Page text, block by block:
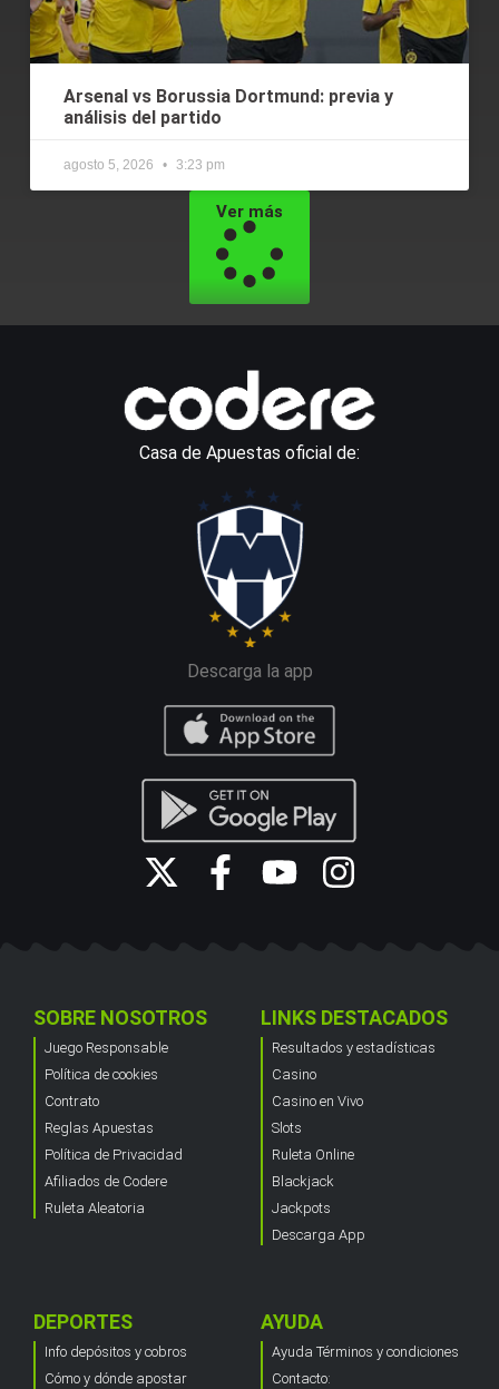
Arsenal vs Borussia Dortmund: previa y
análisis del partido
agosto 5, 2026 3:23 pm
Ver más
Casa de Apuestas oficial de:
Descarga la app
SOBRE NOSOTROS
Juego Responsable
Política de cookies
Contrato
Reglas Apuestas
Política de Privacidad
Afiliados de Codere
Ruleta Aleatoria
LINKS DESTACADOS
Resultados y estadísticas
Casino
Casino en Vivo
Slots
Ruleta Online
Blackjack
Jackpots
Descarga App
DEPORTES
Info depósitos y cobros
Cómo y dónde apostar
AYUDA
Ayuda Términos y condiciones
Contacto: